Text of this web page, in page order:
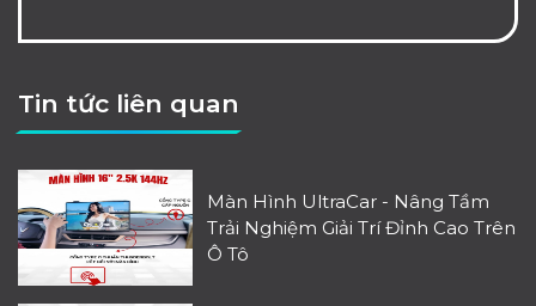
Tin tức liên quan
Màn Hình UltraCar - Nâng Tầm
Trải Nghiệm Giải Trí Đỉnh Cao Trên
Ô Tô